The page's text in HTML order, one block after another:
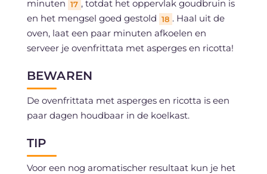
minuten 17 , totdat het oppervlak goudbruin is
en het mengsel goed gestold 18 . Haal uit de
oven, laat een paar minuten afkoelen en
serveer je ovenfrittata met asperges en ricotta!
BEWAREN
De ovenfrittata met asperges en ricotta is een
paar dagen houdbaar in de koelkast.
TIP
Voor een nog aromatischer resultaat kun je het